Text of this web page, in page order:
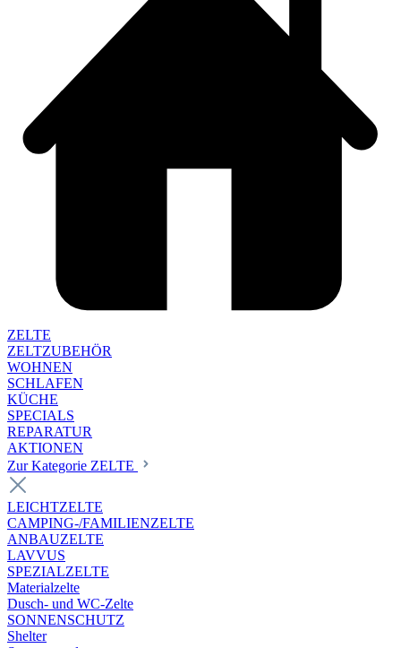
ZELTE
ZELTZUBEHÖR
WOHNEN
SCHLAFEN
KÜCHE
SPECIALS
REPARATUR
AKTIONEN
Zur Kategorie ZELTE
LEICHTZELTE
CAMPING-/FAMILIENZELTE
ANBAUZELTE
LAVVUS
SPEZIALZELTE
Materialzelte
Dusch- und WC-Zelte
SONNENSCHUTZ
Shelter